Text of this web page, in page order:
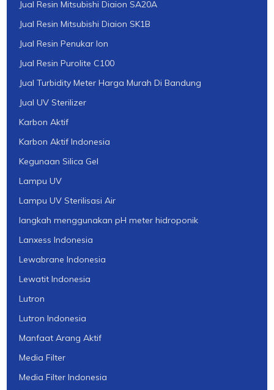
Jual Resin Mitsubishi Diaion SA20A
Jual Resin Mitsubishi Diaion SK1B
Jual Resin Penukar Ion
Jual Resin Purolite C100
Jual Turbidity Meter Harga Murah Di Bandung
Jual UV Sterilizer
Karbon Aktif
Karbon Aktif Indonesia
Kegunaan Silica Gel
Lampu UV
Lampu UV Sterilisasi Air
langkah menggunakan pH meter hidroponik
Lanxess Indonesia
Lewabrane Indonesia
Lewatit Indonesia
Lutron
Lutron Indonesia
Manfaat Arang Aktif
Media Filter
Media Filter Indonesia